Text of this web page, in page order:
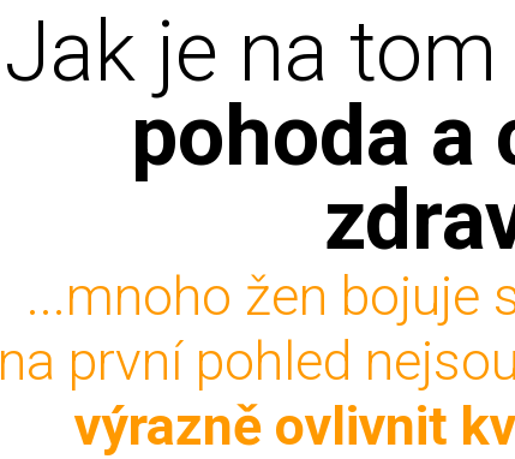
Jak je na tom
pohoda a
...mnoho žen bojuje
na první pohled
výrazně ovlivnit